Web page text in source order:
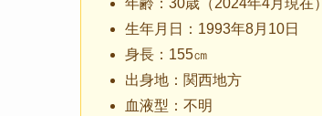
年齢：30歳（2024年4月現在）
生年月日：1993年8月10日
身長：155㎝
出身地：関西地方
血液型：不明